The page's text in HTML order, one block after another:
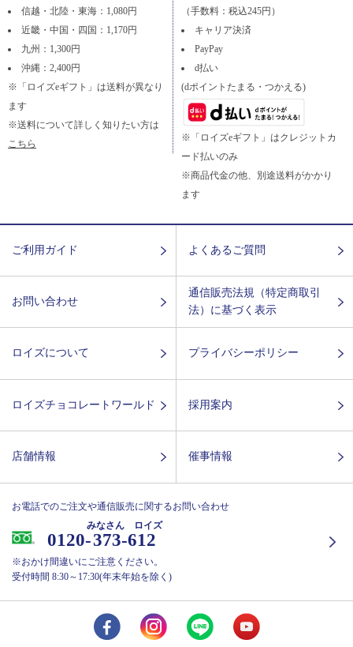
信越・北陸・東海：1,080円
近畿・中国・四国：1,170円
九州：1,300円
沖縄：2,400円
※「ロイズeギフト」は送料が異なり
ます
※送料について詳しく知りたい方は
こちら
（手数料：税込245円）
キャリア決済
PayPay
d払い
(dポイントたまる・つかえる)
※「ロイズeギフト」はクレジットカ
ード払いのみ
※商品代金の他、別途送料がかかり
ます
ご利用ガイド よくあるご質問
お問い合わせ
通信販売法規（特定商取引
法）に基づく表示
ロイズについて プライバシーポリシー
ロイズチョコレートワールド 採用案内
店舗情報 催事情報
お電話でのご注文や通信販売に関するお問い合わせ
0120-373-612
みなさん ロイズ
※おかけ間違いにご注意ください。
受付時間 8:30～17:30(年末年始を除く)